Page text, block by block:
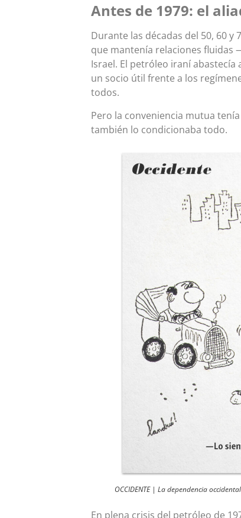
Antes de 1979: el
Durante las décadas del 50, 60 y
que mantenía relaciones fluidas
Israel. El petróleo iraní abastecía
un socio útil frente a los
todos.
Pero la conveniencia mutua
también lo condicionaba todo.
OCCIDENTE | La dependencia
En plena crisis del petróleo de